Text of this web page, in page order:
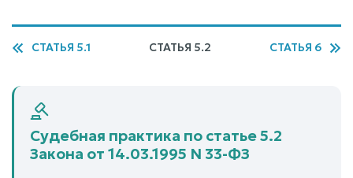
СТАТЬЯ 5.1 СТАТЬЯ 5.2 СТАТЬЯ 6
Судебная практика по статье 5.2
Закона от 14.03.1995 N 33-ФЗ